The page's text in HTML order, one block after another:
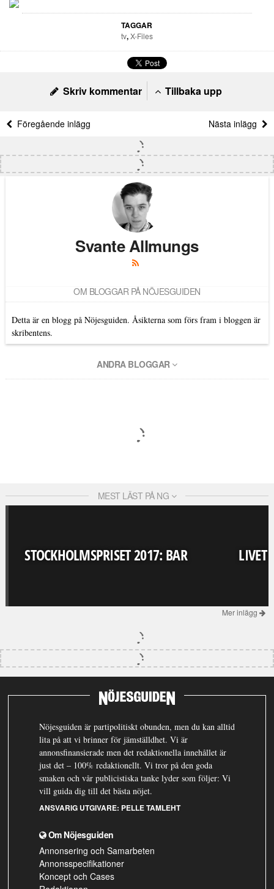
TAGGAR
tv,X-Files
Skriv kommentar Tillbaka upp
Föregående inlägg Nästa inlägg
Svante Allmungs
OM BLOGGAR PÅ NÖJESGUIDEN
Detta är en blogg på Nöjesguiden. Åsikterna som förs fram i bloggen är
skribentens.
ANDRA BLOGGAR
MEST LÄST PÅ NG
STOCKHOLMSPRISET 2017: BAR LIVET
Mer inlägg
Nöjesguiden är partipolitiskt obunden, men du kan alltid
lita på att vi brinner för jämställdhet. Vi är
annonsfinansierade men det redaktionella innehållet är
just det – 100% redaktionellt. Vi tror på den goda
smaken och vår publicistiska tanke lyder som följer: Vi
vill guida dig till det bästa nöjet.
ANSVARIG UTGIVARE: PELLE TAMLEHT
Om Nöjesguiden
Annonsering och Samarbeten
Annonsspecifikationer
Koncept och Cases